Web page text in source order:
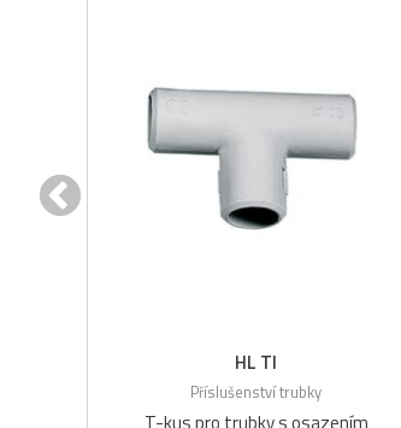
HL TI
Příslušenství trubky
T-kus pro trubky s osazením